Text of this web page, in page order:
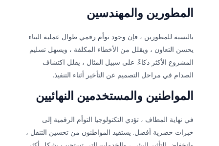
المطورين والمهندسين
بالنسبة للمطورين ، فإن وجود توأم رقمي طوال عملية البناء
يحسن التعاون ، ويقلل من الأخطاء المكلفة ، ويسهل تسليم
المشروع الأكثر ذكاءً. على سبيل المثال ، يقلل اكتشاف
الصدام في مراحل التصميم عن التأخير أثناء التنفيذ.
المواطنين والمستخدمين النهائيين
في نهاية المطاف ، تؤدي التكنولوجيا التوأم الرقمية إلى
خبرات حضرية أفضل. يستفيد المواطنون من تحسين التنقل ،